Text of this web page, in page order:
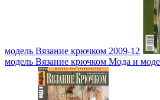
модель Вязание крючком 2009-12
модель Вязание крючком Мода и